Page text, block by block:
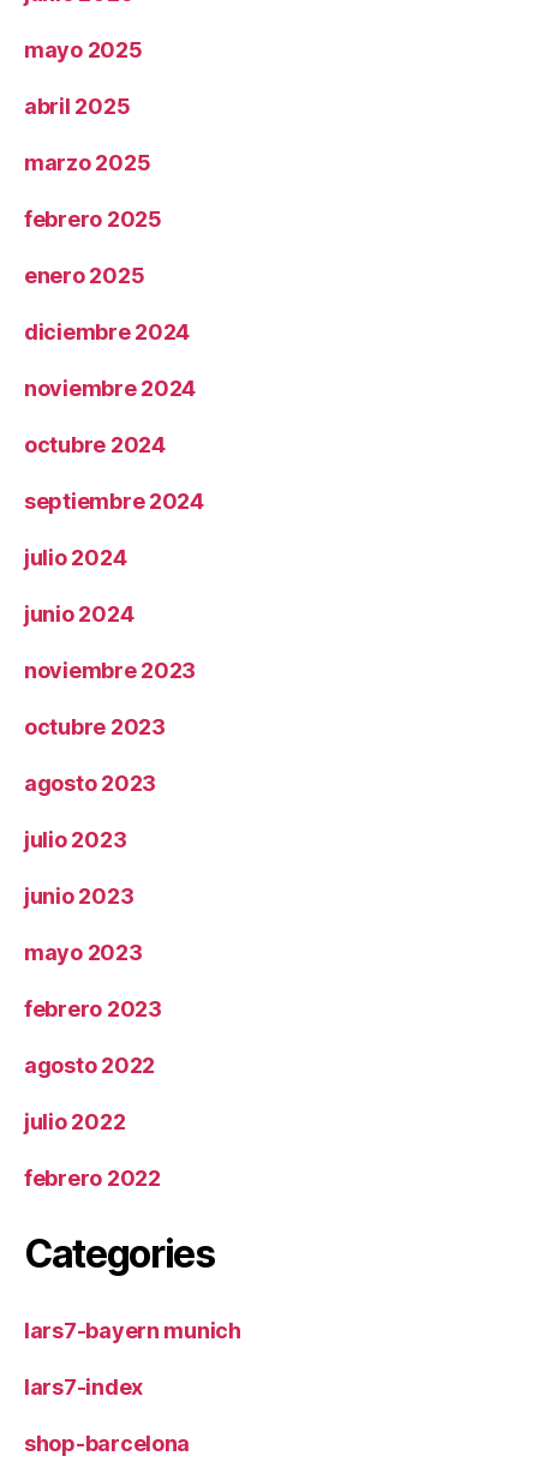
mayo 2025
abril 2025
marzo 2025
febrero 2025
enero 2025
diciembre 2024
noviembre 2024
octubre 2024
septiembre 2024
julio 2024
junio 2024
noviembre 2023
octubre 2023
agosto 2023
julio 2023
junio 2023
mayo 2023
febrero 2023
agosto 2022
julio 2022
febrero 2022
Categories
lars7-bayern munich
lars7-index
shop-barcelona